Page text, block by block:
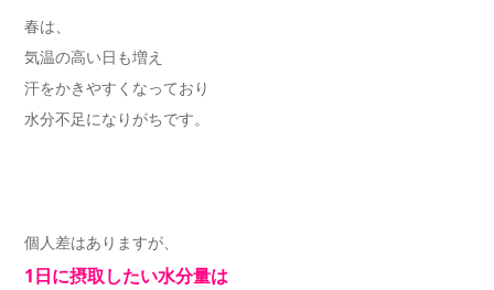
春は、
気温の高い日も増え
汗をかきやすくなっており
水分不足になりがちです。
個人差はありますが、
1日に摂取したい水分量は